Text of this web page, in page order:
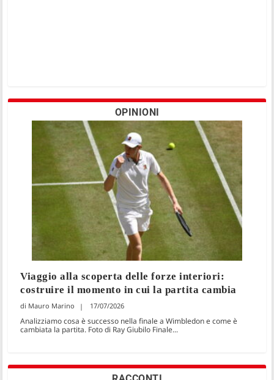
OPINIONI
Viaggio alla scoperta delle forze interiori:
costruire il momento in cui la partita cambia
Mauro Marino 17/07/2026
Analizziamo cosa è successo nella finale a Wimbledon e come è
cambiata la partita. Foto di Ray Giubilo Finale...